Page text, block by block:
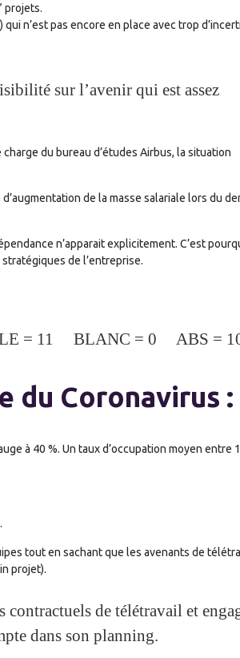
projets.
n’est pas encore en place avec trop
sur l’avenir qui est assez
du bureau d’études Airbus, la situation
de la masse salariale lors du
n’apparait explicitement. C’est
de l’entreprise.
= 11 BLANC = 0 ABS =
du Coronavirus :
à 40 %. Un taux d’occupation moyen entre
tout en sachant que les avenants de
projet).
de télétravail et
dans son planning.